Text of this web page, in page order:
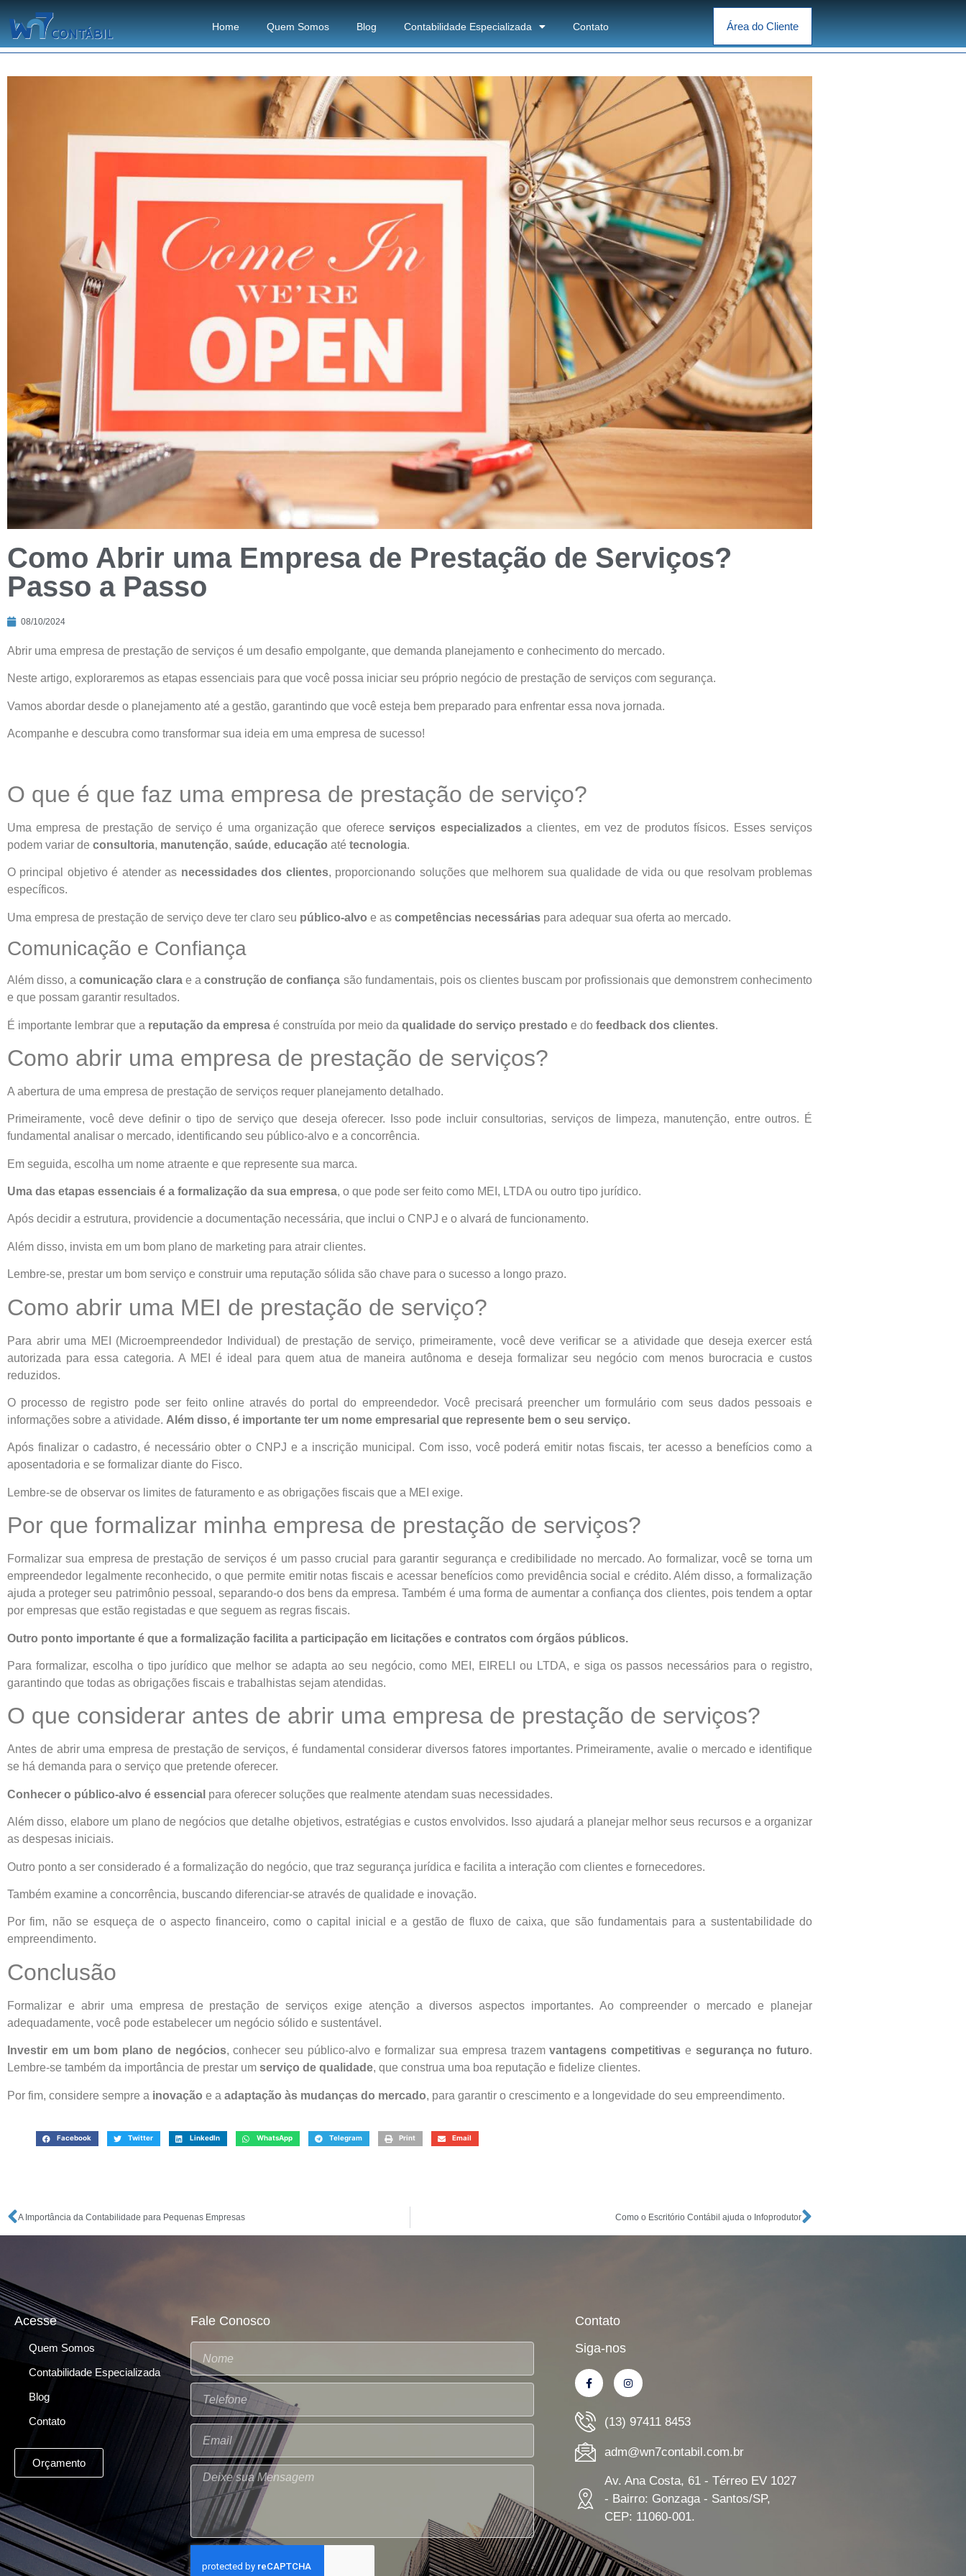
Home Quem Somos Blog Contabilidade Especializada Contato Área do Cliente
Como Abrir uma Empresa de Prestação de Serviços?
Passo a Passo
08/10/2024
Abrir uma empresa de prestação de serviços é um desafio empolgante, que demanda planejamento e conhecimento do mercado.
Neste artigo, exploraremos as etapas essenciais para que você possa iniciar seu próprio negócio de prestação de serviços com segurança.
Vamos abordar desde o planejamento até a gestão, garantindo que você esteja bem preparado para enfrentar essa nova jornada.
Acompanhe e descubra como transformar sua ideia em uma empresa de sucesso!
O que é que faz uma empresa de prestação de serviço?
Uma empresa de prestação de serviço é uma organização que ofereceserviços especializadosa clientes, em vez de produtos físicos. Esses serviços
podem variar de consultoria, manutenção, saúde, educação até tecnologia.
O principal objetivo é atender as necessidades dos clientes, proporcionando soluções que melhorem sua qualidade de vida ou que resolvam problemas
específicos.
Uma empresa de prestação de serviço deve ter claro seu público-alvo e as competências necessárias para adequar sua oferta ao mercado.
Comunicação e Confiança
Além disso, acomunicação clara e aconstrução de confiança são fundamentais, pois os clientes buscam por profissionais que demonstrem conhecimento
e que possam garantir resultados.
É importante lembrar que a reputação da empresa é construída por meio da qualidade do serviço prestado e do feedback dos clientes.
Como abrir uma empresa de prestação de serviços?
A abertura de uma empresa de prestação de serviços requer planejamento detalhado.
Primeiramente, você deve definir o tipo de serviço que deseja oferecer. Isso pode incluir consultorias, serviços de limpeza, manutenção, entre outros. É
fundamental analisar o mercado, identificando seu público-alvo e a concorrência.
Em seguida, escolha um nome atraente e que represente sua marca.
Uma das etapas essenciais é a formalização da sua empresa, o que pode ser feito como MEI, LTDA ou outro tipo jurídico.
Após decidir a estrutura, providencie a documentação necessária, que inclui o CNPJ e o alvará de funcionamento.
Além disso, invista em um bom plano de marketing para atrair clientes.
Lembre-se, prestar um bom serviço e construir uma reputação sólida são chave para o sucesso a longo prazo.
Como abrir uma MEI de prestação de serviço?
Para abrir uma MEI (Microempreendedor Individual) de prestação de serviço, primeiramente, você deve verificar se a atividade que deseja exercer está
autorizada para essa categoria. A MEI é ideal para quem atua de maneira autônoma e deseja formalizar seu negócio com menos burocracia e custos
reduzidos.
O processo de registro pode ser feito online através do portal do empreendedor. Você precisará preencher um formulário com seus dados pessoais e
informações sobre a atividade. Além disso, é importante ter um nome empresarial que represente bem o seu serviço.
Após finalizar o cadastro, é necessário obter o CNPJ e a inscrição municipal. Com isso, você poderá emitir notas fiscais, ter acesso a benefícios como a
aposentadoria e se formalizar diante do Fisco.
Lembre-se de observar os limites de faturamento e as obrigações fiscais que a MEI exige.
Por que formalizar minha empresa de prestação de serviços?
Formalizar sua empresa de prestação de serviços é um passo crucial para garantir segurança e credibilidade no mercado. Ao formalizar, você se torna um
empreendedor legalmente reconhecido, o que permite emitir notas fiscais e acessar benefícios como previdência social e crédito. Além disso, a formalização
ajuda a proteger seu patrimônio pessoal, separando-o dos bens da empresa. Também é uma forma de aumentar a confiança dos clientes, pois tendem a optar
por empresas que estão registadas e que seguem as regras fiscais.
Outro ponto importante é que a formalização facilita a participação em licitações e contratos com órgãos públicos.
Para formalizar, escolha o tipo jurídico que melhor se adapta ao seu negócio, como MEI, EIRELI ou LTDA, e siga os passos necessários para o registro,
garantindo que todas as obrigações fiscais e trabalhistas sejam atendidas.
O que considerar antes de abrir uma empresa de prestação de serviços?
Antes de abrir uma empresa de prestação de serviços, é fundamental considerar diversos fatores importantes. Primeiramente, avalie o mercado e identifique
se há demanda para o serviço que pretende oferecer.
Conhecer o público-alvo é essencial para oferecer soluções que realmente atendam suas necessidades.
Além disso, elabore um plano de negócios que detalhe objetivos, estratégias e custos envolvidos. Isso ajudará a planejar melhor seus recursos e a organizar
as despesas iniciais.
Outro ponto a ser considerado é a formalização do negócio, que traz segurança jurídica e facilita a interação com clientes e fornecedores.
Também examine a concorrência, buscando diferenciar-se através de qualidade e inovação.
Por fim, não se esqueça de o aspecto financeiro, como o capital inicial e a gestão de fluxo de caixa, que são fundamentais para a sustentabilidade do
empreendimento.
Conclusão
Formalizar e abrir uma empresa de prestação de serviços exige atenção a diversos aspectos importantes. Ao compreender o mercado e planejar
adequadamente, você pode estabelecer um negócio sólido e sustentável.
Investir em um bom plano de negócios, conhecer seu público-alvo e formalizar sua empresa trazemvantagens competitivas e segurança no futuro.
Lembre-se também da importância de prestar um serviço de qualidade, que construa uma boa reputação e fidelize clientes.
Por fim, considere sempre a inovação e a adaptação às mudanças do mercado, para garantir o crescimento e a longevidade do seu empreendimento.
Facebook Twitter LinkedIn WhatsApp Telegram Print Email
A Importância da Contabilidade para Pequenas Empresas Como o Escritório Contábil ajuda o Infoprodutor
Acesse
Quem Somos
Contabilidade Especializada
Blog
Contato
Orçamento
Fale Conosco
Contato
Siga-nos
(13) 97411 8453
adm@wn7contabil.com.br
Av. Ana Costa, 61 - Térreo EV 1027
- Bairro: Gonzaga - Santos/SP,
CEP: 11060-001.